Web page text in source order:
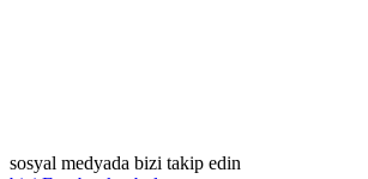
sosyal medyada bizi takip edin